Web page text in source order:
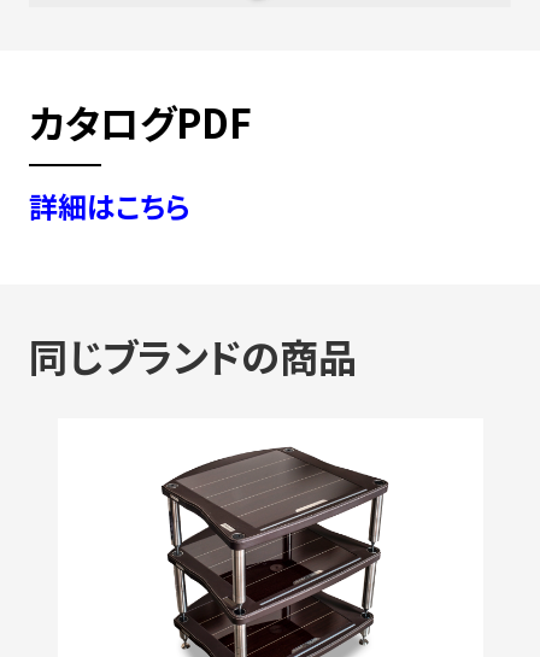
カタログPDF
詳細はこちら
同じブランドの商品